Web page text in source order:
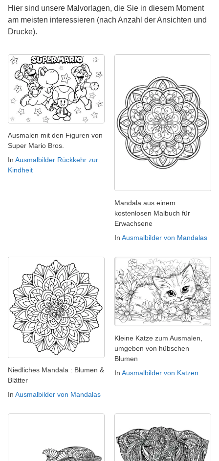
Hier sind unsere Malvorlagen, die Sie in diesem Moment
am meisten interessieren (nach Anzahl der Ansichten und
Drucke).
Ausmalen mit den Figuren von
Super Mario Bros.
In Ausmalbilder Rückkehr zur
Kindheit
Mandala aus einem
kostenlosen Malbuch für
Erwachsene
In Ausmalbilder von Mandalas
Niedliches Mandala : Blumen &
Blätter
In Ausmalbilder von Mandalas
Kleine Katze zum Ausmalen,
umgeben von hübschen
Blumen
In Ausmalbilder von Katzen